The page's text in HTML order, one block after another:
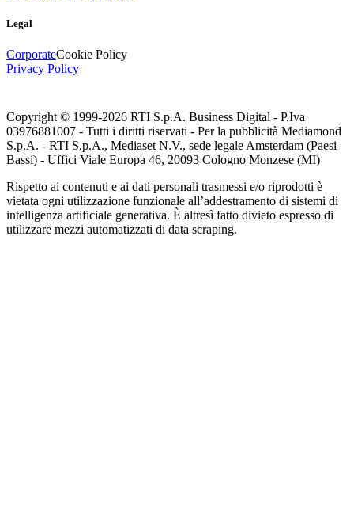
Legal
CorporateCookie Policy
Privacy Policy
Copyright © 1999-2026 RTI S.p.A. Business Digital - P.Iva
03976881007 - Tutti i diritti riservati - Per la pubblicità Mediamond
S.p.A. - RTI S.p.A., Mediaset N.V., sede legale Amsterdam (Paesi
Bassi) - Uffici Viale Europa 46, 20093 Cologno Monzese (MI)
Rispetto ai contenuti e ai dati personali trasmessi e/o riprodotti è
vietata ogni utilizzazione funzionale all’addestramento di sistemi di
intelligenza artificiale generativa. È altresì fatto divieto espresso di
utilizzare mezzi automatizzati di data scraping.